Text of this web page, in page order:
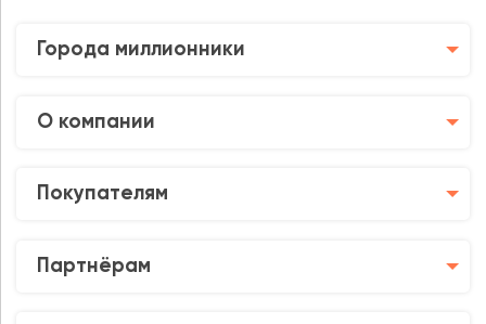
Города миллионники
О компании
Покупателям
Партнёрам